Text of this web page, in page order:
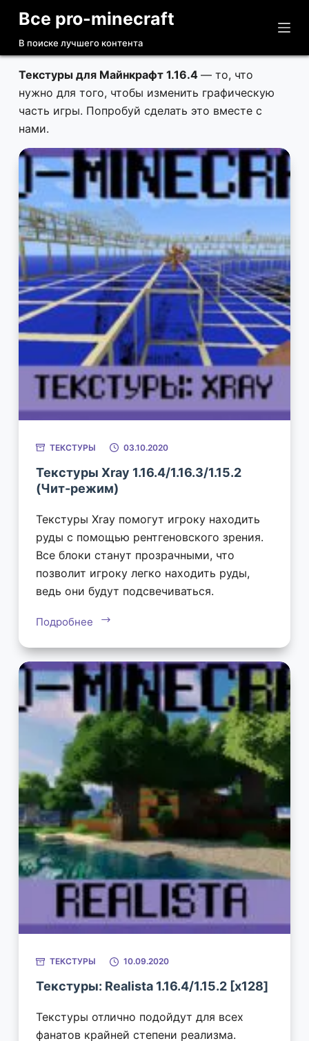
П
р
е
й
т
и
с
т
и
Все pro-minecraft
В поиске лучшего контента
Текстуры для Майнкрафт 1.16.4 — то, что
нужно для того, чтобы изменить графическую
часть игры. Попробуй сделать это вместе с
нами.
ТЕКСТУРЫ 03.10.2020
Текстуры Xray 1.16.4/1.16.3/1.15.2
(Чит-режим)
Текстуры Xray помогут игроку находить
руды с помощью рентгеновского зрения.
Все блоки станут прозрачными, что
позволит игроку легко находить руды,
ведь они будут подсвечиваться.
Подробнее
ТЕКСТУРЫ 10.09.2020
Текстуры: Realista 1.16.4/1.15.2 [х128]
Текстуры отлично подойдут для всех
фанатов крайней степени реализма.